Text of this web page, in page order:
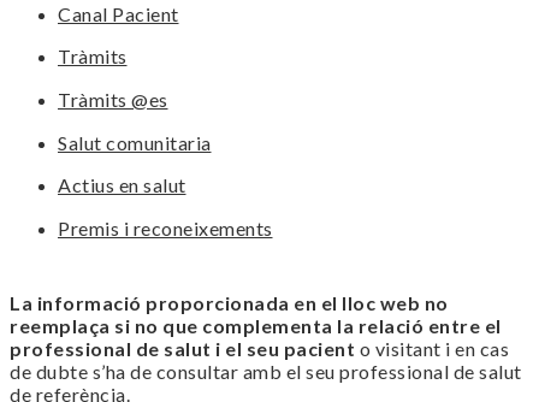
Canal Pacient
Tràmits
Tràmits @es
Salut comunitaria
Actius en salut
Premis i reconeixements
La informació proporcionada en el lloc web no
reemplaça si no que complementa la relació entre el
professional de salut i el seu pacient o visitant i en cas
de dubte s’ha de consultar amb el seu professional de salut
de referència.